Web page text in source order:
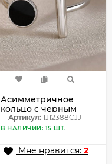
Асимметричное
кольцо с черным
диском и
вертикальной
Артикул:1J12388CJJ
В НАЛИЧИИ: 15 ШТ.
Мне нравится: 2